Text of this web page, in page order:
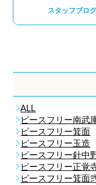
スタッフブログ
ALL
ピースフリー南武
ピースフリー箕面
ピースフリー玉造
ピースフリー針中
ピースフリー正覚
ピースフリー箕面